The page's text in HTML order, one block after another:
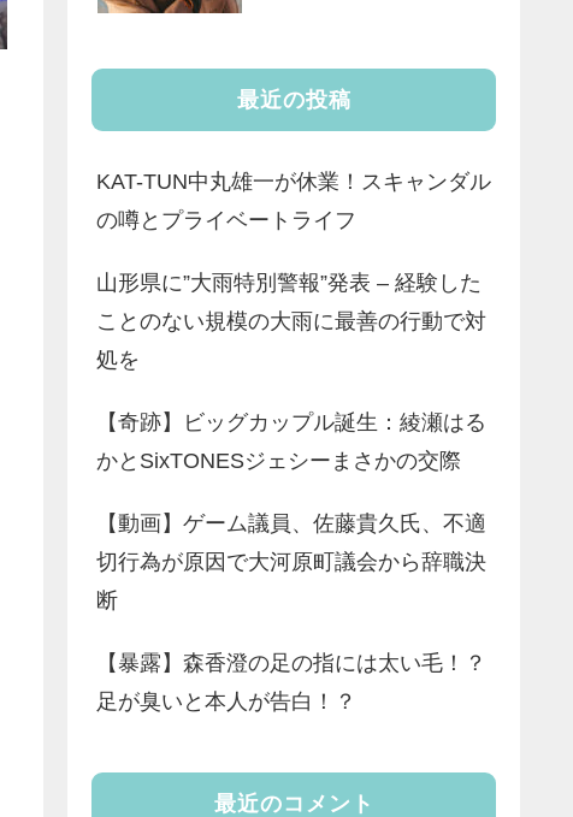
最近の投稿
KAT-TUN中丸雄一が休業！スキャンダル
の噂とプライベートライフ
山形県に”大雨特別警報”発表 – 経験した
ことのない規模の大雨に最善の行動で対
処を
【奇跡】ビッグカップル誕生：綾瀬はる
かとSixTONESジェシーまさかの交際
【動画】ゲーム議員、佐藤貴久氏、不適
切行為が原因で大河原町議会から辞職決
断
【暴露】森香澄の足の指には太い毛！？
足が臭いと本人が告白！？
最近のコメント